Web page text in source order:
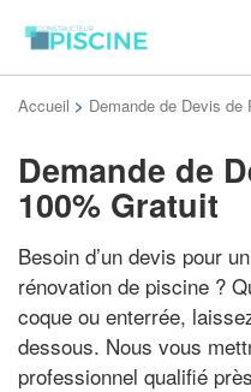
Accueil > Demande de Devis
Demande de
100% Gratuit
Besoin d’un devis pour
rénovation de piscine ?
coque ou enterrée,
dessous. Nous vous
professionnel qualifié